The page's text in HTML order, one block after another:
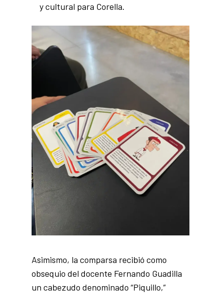
y cultural para Corella.
Asimismo, la comparsa recibió como
obsequio del docente Fernando Guadilla
un cabezudo denominado “Piquillo,”